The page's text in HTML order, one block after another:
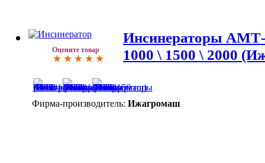
Оцените товар
Инсинераторы АМТ-
1000 \ 1500 \ 2000
Фирма-производитель: Ижагромаш